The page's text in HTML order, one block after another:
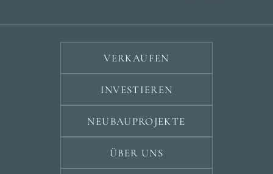
VERKAUFEN
INVESTIEREN
NEUBAUPROJEKTE
ÜBER UNS